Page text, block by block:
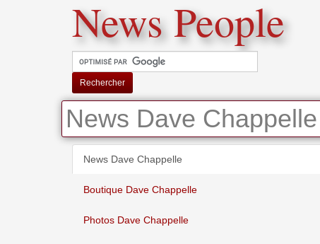
News People
Rechercher
News Dave Chappelle
News Dave Chappelle
Boutique Dave Chappelle
Photos Dave Chappelle